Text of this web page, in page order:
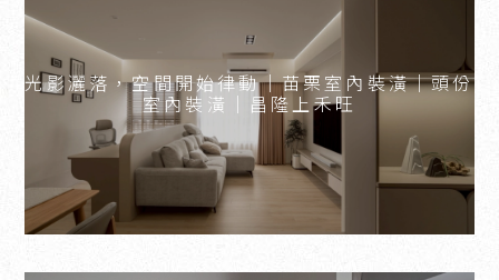
光影灑落，空間開始律動｜苗栗室內裝潢｜頭份
室內裝潢｜昌隆上禾旺